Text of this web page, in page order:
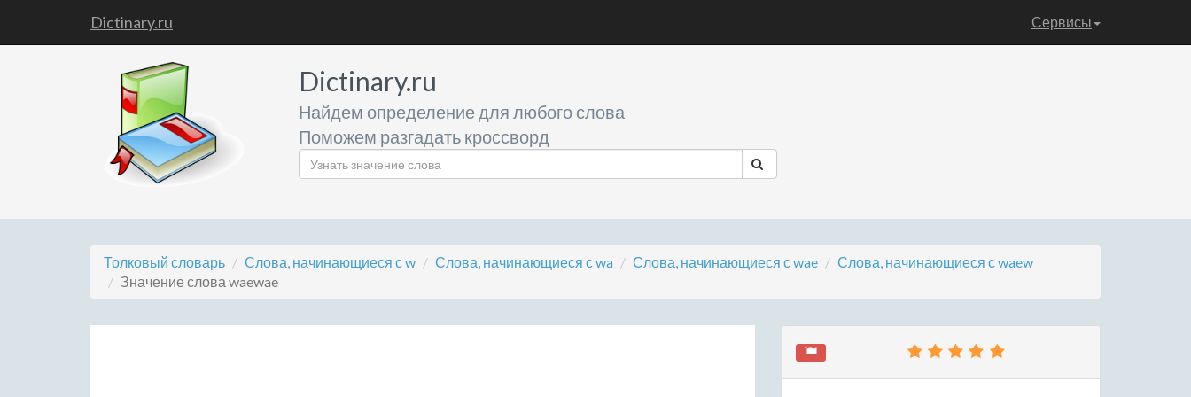
Dictinary.ru Сервисы
Dictinary.ru
Найдем определение для любого слова
Поможем разгадать кроссворд
Толковый словарь Слова, начинающиеся с w Слова, начинающиеся с wa Слова, начинающиеся с wae
Слова, начинающиеся с waew
Значение слова waewae